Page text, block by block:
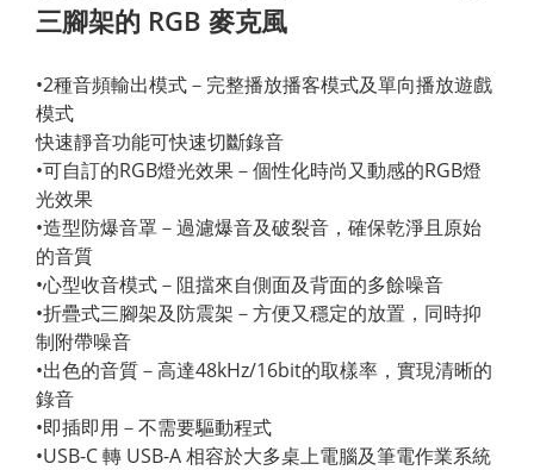
三腳架的 RGB 麥克風
•2種音頻輸出模式－完整播放播客模式及單向播放遊戲
模式
快速靜音功能可快速切斷錄音
•可自訂的RGB燈光效果－個性化時尚又動感的RGB燈
光效果
•造型防爆音罩－過濾爆音及破裂音，確保乾淨且原始
的音質
•心型收音模式－阻擋來自側面及背面的多餘噪音
•折疊式三腳架及防震架－方便又穩定的放置，同時抑
制附帶噪音
•出色的音質－高達48kHz/16bit的取樣率，實現清晰的
錄音
•即插即用－不需要驅動程式
•USB-C 轉 USB-A 相容於大多桌上電腦及筆電作業系統